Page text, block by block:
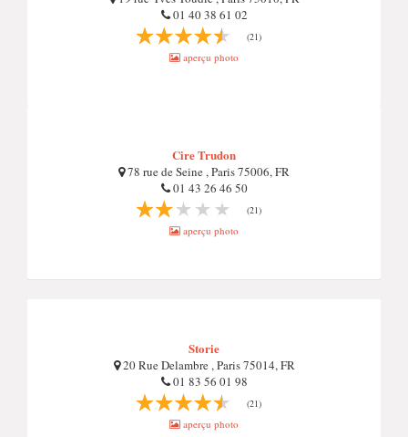
01 40 38 61 02
(21)
aperçu photo
Cire Trudon
78 rue de Seine , Paris 75006, FR
01 43 26 46 50
(21)
aperçu photo
Storie
20 Rue Delambre , Paris 75014, FR
01 83 56 01 98
(21)
aperçu photo